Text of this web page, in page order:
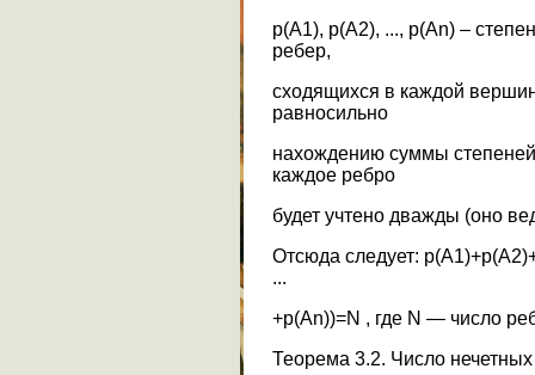
p(A1), р(А2), ..., p(An) –
ребер,
сходящихся в каждой
равносильно
нахождению суммы
каждое ребро
будет учтено дважды (оно
Отсюда следует:
...
+p(An))=N , где N — число
Теорема 3.2. Число